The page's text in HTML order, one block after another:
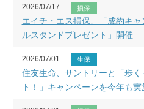
2026/07/17 損保
エイチ・エス損保、「成約キ
ルスタンドプレゼント」開催
2026/07/01 生保
住友生命、サントリーと「歩
ト！」キャンペーンを今年も実